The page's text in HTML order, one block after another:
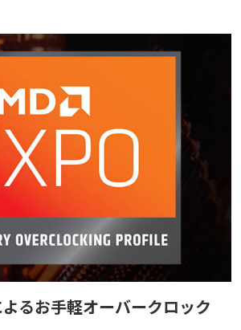
るお手軽オーバークロック